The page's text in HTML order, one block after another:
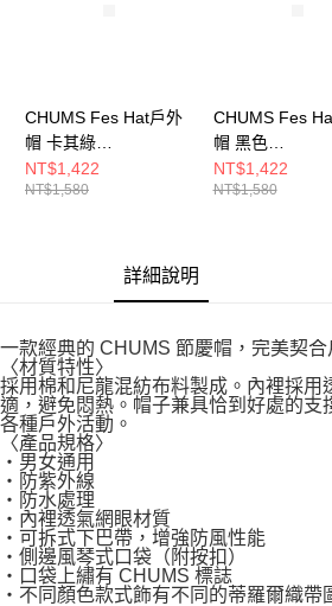
５．嚴禁一人註冊多個帳號或使用他人資訊註
恩沛科技股份有限公司將有權停止該用戶之使
CHUMS Fes Hat戶外
帽 卡其綠
CH051469M022
NT$1,422
NT$1,580
CHUMS Fes
帽 黑色
CH051469K001
NT$1,422
NT$1,580
詳細說明
一款經典的 CHUMS 節慶帽，完美契合
〈材質特性〉
採用棉和尼龍混紡布料製成。內裡採用
適，避免悶熱。帽子兼具恰到好處的支
各種戶外活動。
〈產品規格〉
・男女通用
・防紫外線
・防水處理
・內裡透氣網眼材質
・可拆式下巴帶，增強防風性能
・側邊風琴式口袋（附按扣）
・口袋上繡有 CHUMS 標誌
・不同顏色款式飾有不同的蒂羅爾織帶